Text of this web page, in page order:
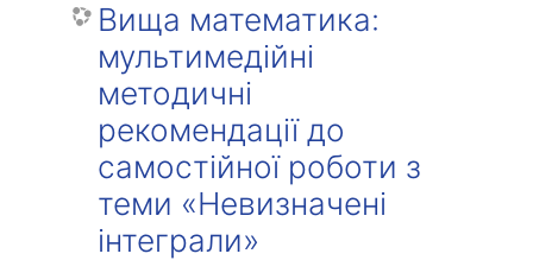
Вища математика:
мультимедійні
методичні
рекомендації до
самостійної роботи з
теми «Невизначені
інтеграли»